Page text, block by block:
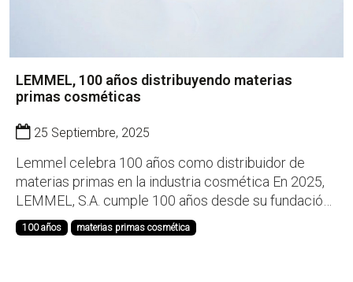
LEMMEL, 100 años distribuyendo materias
primas cosméticas
25 Septiembre, 2025
Lemmel celebra 100 años como distribuidor de
materias primas en la industria cosmética En 2025,
LEMMEL, S.A. cumple 100 años desde su fundación
en Barcelona en 1925. Durante este siglo de
trayectoria, nos hemos consolidado como un
100 años materias primas cosmética